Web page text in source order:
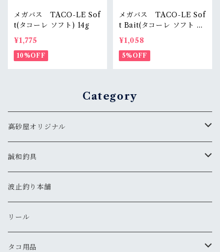
メガバス TACO-LE Sof
t(タコーレ ソフト) 14g
¥1,775
10%OFF
メガバス TACO-LE Sof
t Bait(タコーレ ソフト ベ
イト)
¥1,058
5%OFF
Category
高砂屋オリジナル
鯛
鯛ラバ 遊漁船シリーズ（カーリー）
鯛ラバ 白雪姫シリーズ（ストレート）
タコ
タコノック
タコほいほい
青物
針
ふぐ
誠和釣具
竿
仕掛け
鳴門サビキ
波止釣り本舗
リール
タコ用品